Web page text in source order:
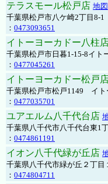
テラスモール松戸店 地図
千葉県松戸市八ケ崎2丁目8-
： 0473093651
イトーヨーカドー八柱
千葉県松戸市日暮1-15-8イ
： 0477045261
イトーヨーカドー松戸
千葉県松戸市松戸1149 イト
： 0477035701
ユアエルム八千代台店
千葉県八千代市八千代台東1
： 0474861191
イオン八千代緑が丘店
千葉県八千代市緑が丘２丁
： 0474804711